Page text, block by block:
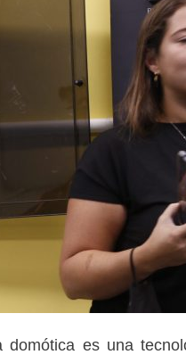
domótica es una